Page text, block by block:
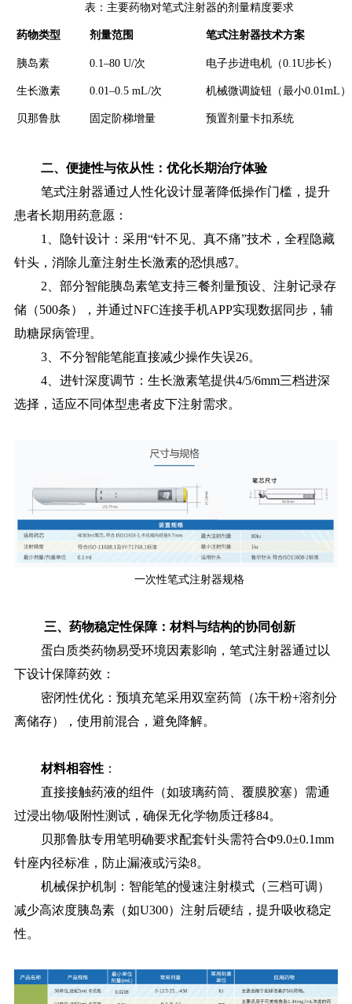
表：主要药物对笔式注射器的剂量精度要求
药物类型 剂量范围 笔式注射器技术方案
胰岛素 0.1–80 U/次 电子步进电机（0.1U步长）
生长激素 0.01–0.5 mL/次 机械微调旋钮（最小0.01mL）
贝那鲁肽 固定阶梯增量 预置剂量卡扣系统
二、便捷性与依从性：优化长期治疗体验
笔式注射器通过人性化设计显著降低操作门槛，提升
患者长期用药意愿：
1、隐针设计：采用“针不见、真不痛”技术，全程隐藏
针头，消除儿童注射生长激素的恐惧感7。
2、部分智能胰岛素笔支持三餐剂量预设、注射记录存
储（500条），并通过NFC连接手机APP实现数据同步，辅
助糖尿病管理。
3、不分智能笔能直接减少操作失误26。
4、进针深度调节：生长激素笔提供4/5/6mm三档进深
选择，适应不同体型患者皮下注射需求。
一次性笔式注射器规格
三、药物稳定性保障：材料与结构的协同创新
蛋白质类药物易受环境因素影响，笔式注射器通过以
下设计保障药效：
密闭性优化：预填充笔采用双室药筒（冻干粉+溶剂分
离储存），使用前混合，避免降解。
材料相容性：
直接接触药液的组件（如玻璃药筒、覆膜胶塞）需通
过浸出物/吸附性测试，确保无化学物质迁移84。
贝那鲁肽专用笔明确要求配套针头需符合Φ9.0±0.1mm
针座内径标准，防止漏液或污染8。
机械保护机制：智能笔的慢速注射模式（三档可调）
减少高浓度胰岛素（如U300）注射后硬结，提升吸收稳定
性。